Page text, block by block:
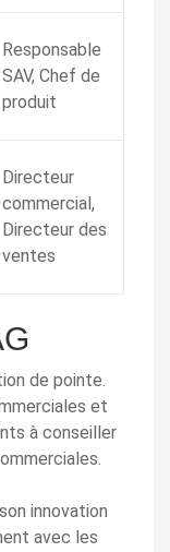
Responsable
SAV, Chef de
produit
Directeur
commercial,
Directeur des
ventes
de pointe.
et
à conseiller
innovation
avec les